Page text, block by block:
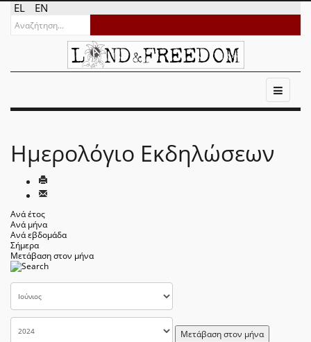
EL EN
Ημερολόγιο Εκδηλώσεων
Ανά έτος
Ανά μήνα
Ανά εβδομάδα
Σήμερα
Μετάβαση στον μήνα
Μετάβαση στον μήνα